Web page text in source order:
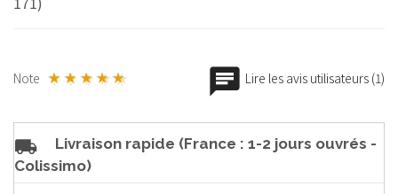
Note Lire les avis utilisateurs (1)
Livraison rapide (France : 1-2 jours ouvrés -
Colissimo)